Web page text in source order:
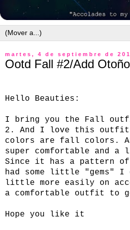
martes, 4 de septiembre de
Ootd Fall #2/Add
Hello Beauties:
I bring you the Fall
2. And I love this outfit
colors are fall colors.
super comfortable and
Since it has a pattern of
had some little "gems" I
little more easily on
a comfortable outfit to
Hope you like it